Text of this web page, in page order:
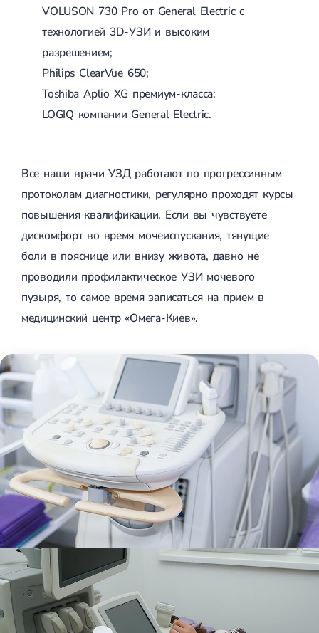
VOLUSON 730 Pro от General Electric с
технологией 3D-УЗИ и высоким
разрешением;
Philips ClearVue 650;
Toshiba Aplio XG премиум-класса;
LOGIQ компании General Electric.
Все наши врачи УЗД работают по прогрессивным
протоколам диагностики, регулярно проходят курсы
повышения квалификации. Если вы чувствуете
дискомфорт во время мочеиспускания, тянущие
боли в пояснице или внизу живота, давно не
проводили профилактическое УЗИ мочевого
пузыря, то самое время записаться на прием в
медицинский центр «Омега-Киев».